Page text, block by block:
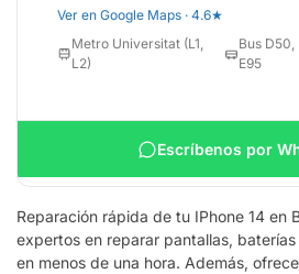
Ver en Google Maps · 4.6★
Metro Universitat (L1,
L2)
Bus D50,
E95
Escríbenos por
Reparación rápida de tu IPhone 14 en
expertos en reparar pantallas,
en menos de una hora. Además,